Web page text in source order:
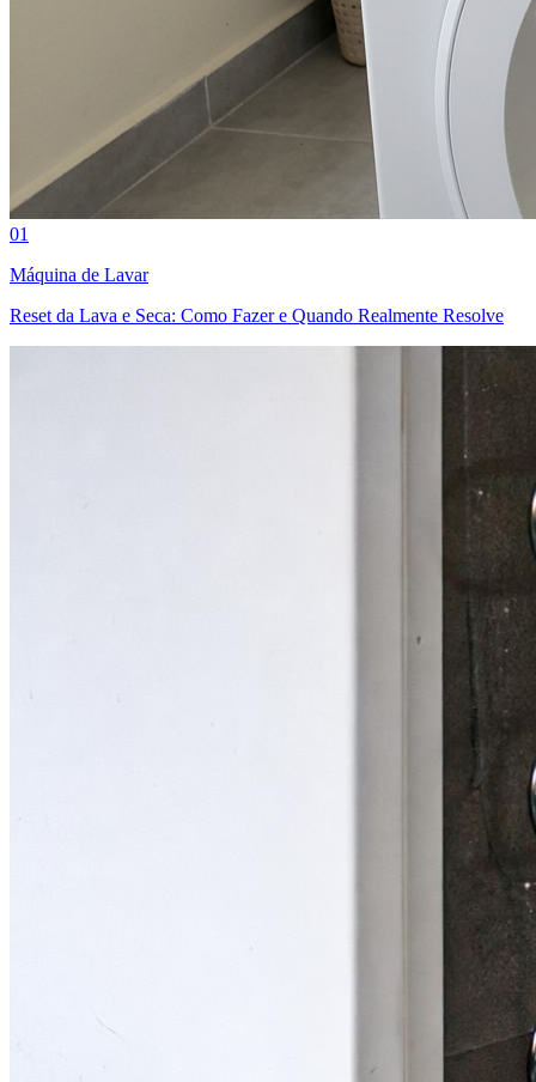
01
Máquina de Lavar
Reset da Lava e Seca: Como Fazer e Quando Realmente Resolve